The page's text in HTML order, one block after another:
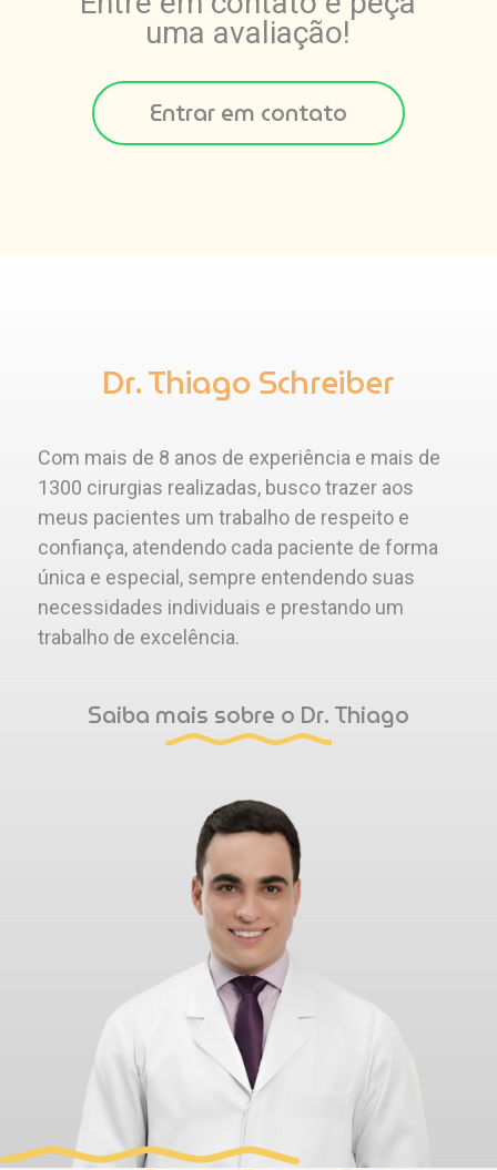
uma avaliação!
Entrar em contato
Dr. Thiago Schreiber
Com mais de 8 anos de experiência e mais de
1300 cirurgias realizadas, busco trazer aos
meus pacientes um trabalho de respeito e
confiança, atendendo cada paciente de forma
única e especial, sempre entendendo suas
necessidades individuais e prestando um
trabalho de excelência.
Saiba mais sobre o Dr. Thiago